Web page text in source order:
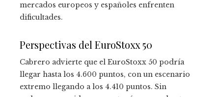
mercados europeos y españoles enfrenten
dificultades.
Perspectivas del EuroStoxx 50
Cabrero advierte que el EuroStoxx 50 podría
llegar hasta los 4.600 puntos, con un escenario
extremo llegando a los 4.410 puntos. Sin